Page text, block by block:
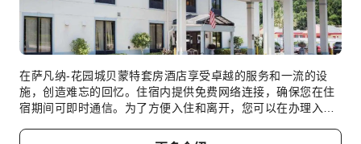
在萨凡纳-花园城贝蒙特套房酒店享受卓越的服务和一流的设
施，创造难忘的回忆。住宿内提供免费网络连接，确保您在住
宿期间可即时通信。为了方便入住和离开，您可以在办理入住
(GA)更轻松。为客人提供免费停车。 住宿提供礼宾服务等接待